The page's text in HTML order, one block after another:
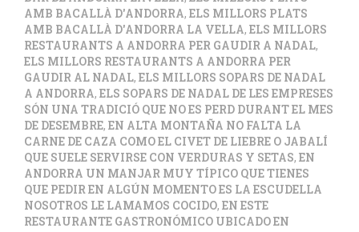
AMB BACALLÀ D'ANDORRA, ELS MILLORS PLATS
AMB BACALLÀ D'ANDORRA LA VELLA, ELS MILLORS
RESTAURANTS A ANDORRA PER GAUDIR A NADAL,
ELS MILLORS RESTAURANTS A ANDORRA PER
GAUDIR AL NADAL, ELS MILLORS SOPARS DE NADAL
A ANDORRA, ELS SOPARS DE NADAL DE LES EMPRESES
SÓN UNA TRADICIÓ QUE NO ES PERD DURANT EL MES
DE DESEMBRE, EN ALTA MONTAÑA NO FALTA LA
CARNE DE CAZA COMO EL CIVET DE LIEBRE O JABALÍ
QUE SUELE SERVIRSE CON VERDURAS Y SETAS, EN
ANDORRA UN MANJAR MUY TÍPICO QUE TIENES
QUE PEDIR EN ALGÚN MOMENTO ES LA ESCUDELLA
NOSOTROS LE LAMAMOS COCIDO, EN ESTE
RESTAURANTE GASTRONÓMICO UBICADO EN